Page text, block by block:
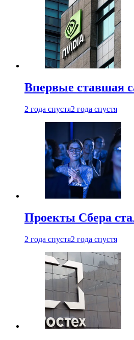
Впервые ставшая
2 года спустя2 года спустя
Проекты Сбера
2 года спустя2 года спустя